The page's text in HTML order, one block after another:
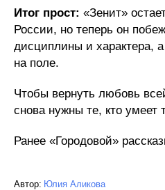
Итог прост: «Зенит»
России, но теперь он
дисциплины и характера,
на поле.
Чтобы вернуть любовь
снова нужны те, кто умеет
Ранее «Городовой»
Автор: Юлия Аликова